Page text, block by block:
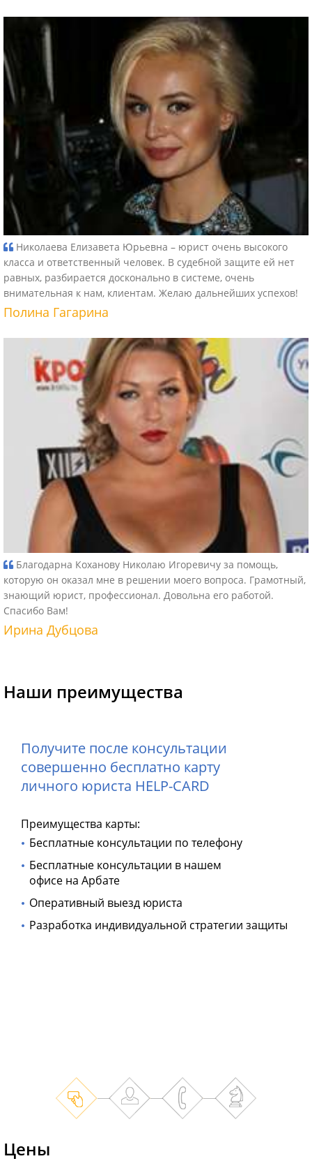
Николаева Елизавета Юрьевна – юрист очень высокого
класса и ответственный человек. В судебной защите ей нет
равных, разбирается досконально в системе, очень
внимательная к нам, клиентам. Желаю дальнейших успехов!
Полина Гагарина
Благодарна Коханову Николаю Игоревичу за помощь,
которую он оказал мне в решении моего вопроса. Грамотный,
знающий юрист, профессионал. Довольна его работой.
Спасибо Вам!
Ирина Дубцова
Наши преимущества
Получите после консультации
совершенно бесплатно карту
личного юриста HELP-CARD
Преимущества карты:
Бесплатные консультации по телефону
Бесплатные консультации в нашем
офисе на Арбате
Оперативный выезд юриста
Разработка индивидуальной стратегии защиты
Цены